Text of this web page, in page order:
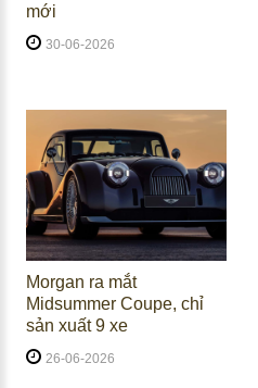
mới
30-06-2026
Morgan ra mắt
Midsummer Coupe, chỉ
sản xuất 9 xe
26-06-2026